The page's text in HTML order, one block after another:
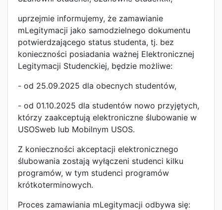
uprzejmie informujemy, że zamawianie
mLegitymacji jako samodzielnego dokumentu
potwierdzającego status studenta, tj. bez
konieczności posiadania ważnej Elektronicznej
Legitymacji Studenckiej, będzie możliwe:
- od 25.09.2025 dla obecnych studentów,
- od 01.10.2025 dla studentów nowo przyjętych,
którzy zaakceptują elektroniczne ślubowanie w
USOSweb lub Mobilnym USOS.
Z konieczności akceptacji elektronicznego
ślubowania zostają wyłączeni studenci kilku
programów, w tym studenci programów
krótkoterminowych.
Proces zamawiania mLegitymacji odbywa się: